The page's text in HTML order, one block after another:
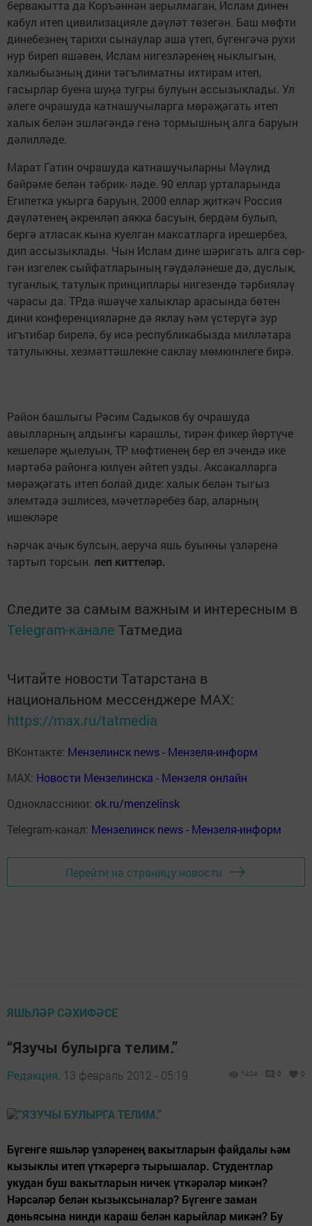
бервакыт­та да Коръәннән аерыл­маган, Ислам динен
ка­бул итеп цивилизацияле дәүләт төзегән. Баш мөф­ти
динебезнең тарихи сы­наулар аша үтеп, бүген­гәчә рухи
нур биреп яшә­вен, Ислам нигезләренең ныклыгын,
халкыбызның дини тәгълиматны ихти­рам итеп,
гасырлар бу­ена шуңа тугры булуын ассызыклады. Ул
әлеге очрашуда катнашучылар­га мөрәҗәгать итеп
халык белән эшләгәндә генә тормышның алга баруын
дәлилләде.
Марат Гатин очрашуда катнашучыларны Мәүлид
бәйрәме белән тәбрик- ләде. 90 еллар уртала­рында
Египетка укырга баруын, 2000 еллар җит­кәч Россия
дәүләтенең әкренләп аякка басуын, бердәм булып,
бергә ат­ласак кына куелган мак­сатларга ирешербез,
дип ассызыклады. Чын Ислам дине шәригать алга сөр­
гән изгелек сыйфатлары­ның гәүдәләнеше дә, дус­лык,
туганлык, татулык принциплары нигезендә тәрбияләү
чарасы да. ТРда яшәүче халыклар арасында бөтен
дини кон­ференцияләрне дә яклау һәм үстерүгә зур
игътибар бирелә, бу исә респуб­ликабызда милләтара
та­тулыкны, хезмәттәшлекне саклау мөмкинлеге бирә.
Район башлыгы Рәсим Садыков бу очрашуда
авылларның алдынгы карашлы, тирән фикер йөртүче
кешеләре җы­елуын, ТР мөфтиенең бер ел эчендә ике
мәр­тәбә районга килүен әй­теп узды. Аксакалларга
мөрәҗәгать итеп болай диде: халык белән тыгыз
элемтәдә эшлисез, мә­четләребез бар, аларның
ишекләре
һәрчак ачык булсын, аеруча яшь буын­ны үзләренә
тартып тор­сын. леп киттеләр.
Следите за самым важным и интересным в
Telegram-канале Татмедиа
Читайте новости Татарстана в
национальном мессенджере MАХ:
https://max.ru/tatmedia
ВКонтакте: Мензелинск news - Мензеля-информ
MAX: Новости Мензелинска - Мензеля онлайн
Одноклассники: ok.ru/menzelinsk
Telegram-канал: Мензелинск news - Мензеля-информ
Перейти на страницу новости
ЯШЬЛӘР СӘХИФӘСЕ
“Язучы булырга телим.”
Редакция, 13 февраль 2012 - 05:19 1404 0 0
Бүгенге яшьләр үзләренең вакытларын файдалы һәм
кызыклы итеп үткәрергә тырышалар. Студентлар
укудан буш вакытларын ничек үткәрәләр микән?
Нәрсәләр белән кызыксыналар? Бүгенге заман
дөньясына нинди караш белән карыйлар микән? Бу